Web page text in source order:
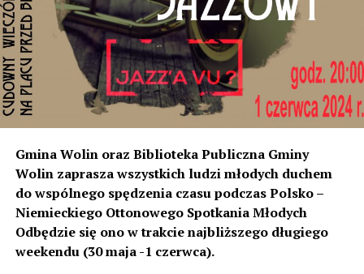
instalacji, to na tym odcinku generują dokładnie ten sam
poziom dźwięku co tam. Sprawdzałyśmy, że odległość
naszych nieruchomości od drogi jest taka sama, a nawet
w stosunku do niektórych mniejsza niż tych, które są na
początku miejscowości chronione ekranami – mówi
Jolanta Podhajska.
Przedstawiciel GDDKiA mówi, że po roku od oddania
inwestycji będzie przeprowadzona ponowna analiza
hałasu, jeśli decybeli będzie więcej niż sądzono –
wówczas ekrany zostaną zamontowane.
– Jeżeli wyjdzie na to, że są przekroczone normy, to
Gmina Wolin oraz Biblioteka Publiczna Gminy
Wolin zaprasza wszystkich ludzi młodych duchem
do wspólnego spędzenia czasu podczas Polsko –
Niemieckiego Ottonowego Spotkania Młodych
Odbędzie się ono w trakcie najbliższego długiego
weekendu (30 maja -1 czerwca).